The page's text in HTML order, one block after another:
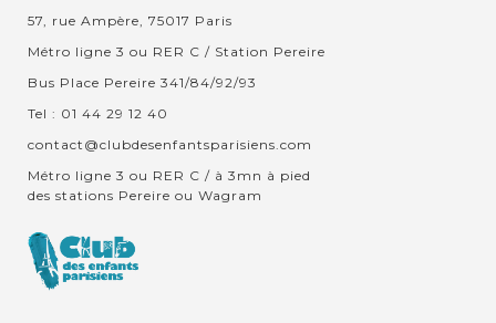
57, rue Ampère, 75017 Paris
Métro ligne 3 ou RER C / Station Pereire
Bus Place Pereire 341/84/92/93
Tel : 01 44 29 12 40
contact@clubdesenfantsparisiens.com
Métro ligne 3 ou RER C / à 3mn à pied
des stations Pereire ou Wagram